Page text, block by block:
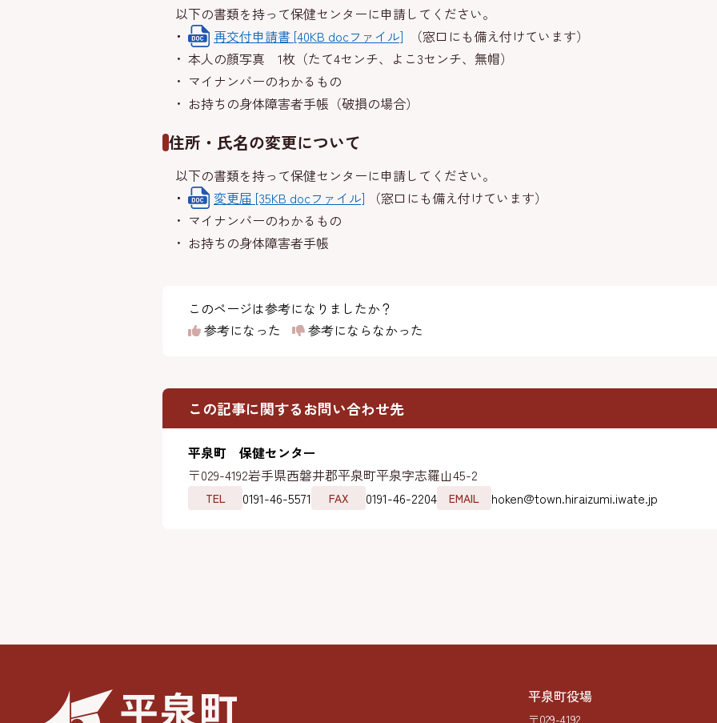
以下の書類を持って保健センターに申請してください。
再交付申請書 [40KB docファイル] （窓口にも備え付けています）
本人の顔写真 1枚（たて4センチ、よこ3センチ、無帽）
マイナンバーのわかるもの
お持ちの身体障害者手帳（破損の場合）
住所・氏名の変更について
以下の書類を持って保健センターに申請してください。
変更届 [35KB docファイル] （窓口にも備え付けています）
マイナンバーのわかるもの
お持ちの身体障害者手帳
このページは参考になりましたか？
参考になった
参考にならなかった
この記事に関するお問い合わせ先
平泉町 保健センター
〒029-4192岩手県西磐井郡平泉町平泉字志羅山45-2
TEL 0191-46-5571 FAX 0191-46-2204 EMAIL hoken@town.hiraizumi.iwate.jp
平泉町役場
〒029-4192